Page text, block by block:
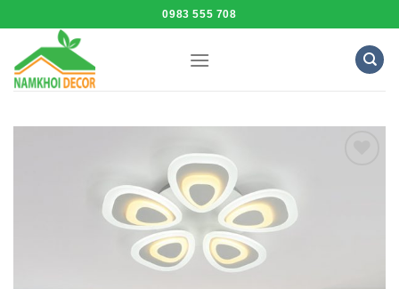
to
content
0983 555 708